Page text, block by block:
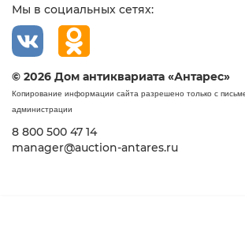
Мы в социальных сетях:
© 2026 Дом антиквариата «Антарес»
Копирование информации сайта разрешено только с
администрации
8 800 500 47 14
manager@auction-antares.ru